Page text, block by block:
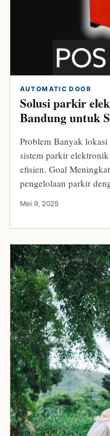
AUTOMATIC DOOR
Solusi parkir
Bandung untuk
Problem Banyak
sistem parkir
efisien. Goal
pengelolaan parkir
Mei 9, 2025